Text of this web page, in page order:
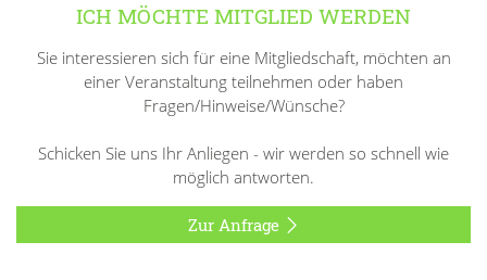
ICH MÖCHTE MITGLIED WERDEN
Sie interessieren sich für eine Mitgliedschaft, möchten an
einer Veranstaltung teilnehmen oder haben
Fragen/Hinweise/Wünsche?
Schicken Sie uns Ihr Anliegen - wir werden so schnell wie
möglich antworten.
Zur Anfrage